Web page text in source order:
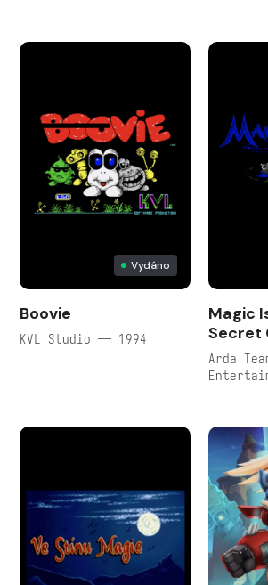
Vydáno
Boovie
KVL Studio — 1994
Magic
Secret
Arda